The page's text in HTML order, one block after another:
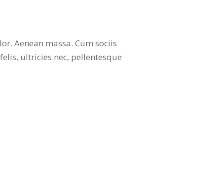
Aenean massa. Cum sociis
ultricies nec, pellentesque